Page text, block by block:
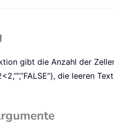
gibt die Anzahl der
, die leeren